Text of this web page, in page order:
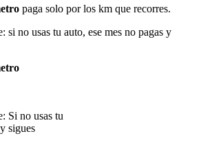
paga solo por los km que recorres.
si no usas tu auto, ese mes no pagas y
Si no usas tu
sigues